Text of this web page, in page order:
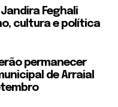
Jandira Feghali
cultura e política
permanecer
de Arraial